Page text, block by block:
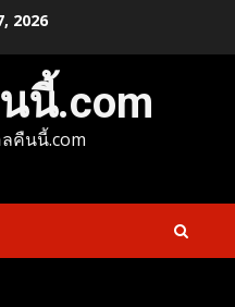
2026
นี้.com
คืนนี้.com